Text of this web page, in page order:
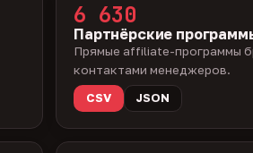
6 630
Партнёрские
Прямые affiliate-программы
контактами менеджеров.
CSV
JSON